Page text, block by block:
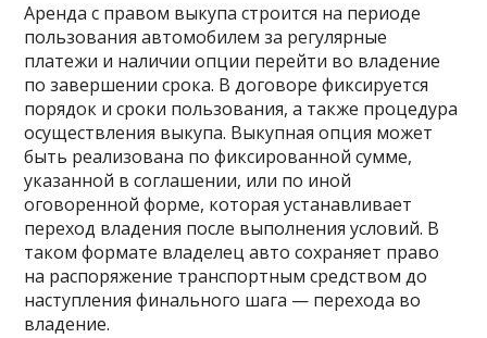
Аренда с правом выкупа строится на периоде
пользования автомобилем за регулярные
платежи и наличии опции перейти во владение
по завершении срока. В договоре фиксируется
порядок и сроки пользования, а также процедура
осуществления выкупа. Выкупная опция может
быть реализована по фиксированной сумме,
указанной в соглашении, или по иной
оговоренной форме, которая устанавливает
переход владения после выполнения условий. В
таком формате владелец авто сохраняет право
на распоряжение транспортным средством до
наступления финального шага — перехода во
владение.